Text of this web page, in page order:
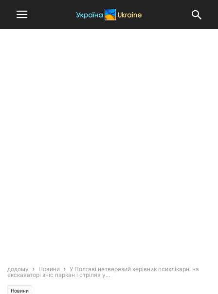
додому Новини
У Полтаві нетверезий керівник психлікарні на
екскаваторі зніс паркан і стріляв у...
Новини